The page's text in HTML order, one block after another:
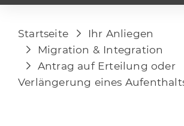
Startseite
Ihr Anliegen
Migration & Integration
Antrag auf Erteilung oder
Verlängerung eines